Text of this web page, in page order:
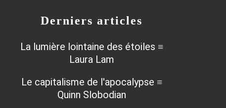
Derniers articles
La lumière lointaine des étoiles ≡
Laura Lam
Le capitalisme de l'apocalypse ≡
Quinn Slobodian